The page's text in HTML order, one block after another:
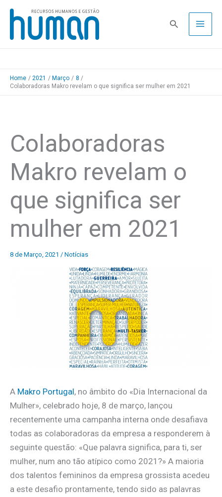
Skip
content
Pesquisa
Home 2021 Março
8
Colaboradoras Makro revelam o que significa ser mulher em 2021
Colaboradoras
Makro revelam o
que significa ser
mulher em 2021
8 de Março, 2021 / Notícias
A Makro Portugal, no âmbito do «Dia Internacional da
Mulher», celebrado hoje, 8 de março, lançou
recentemente uma campanha interna onde desafiava
todas as colaboradoras da empresa a responderem à
seguinte questão: «Que palavra significa, para ti, ser
mulher, num ano tão atípico como 2021?» A maioria
dos talentos femininos da empresa grossista acedeu
a este desafio prontamente, tendo sido as palavras